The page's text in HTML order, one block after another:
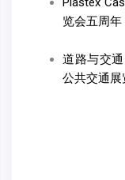
览会五周年
道路与交
公共交通展